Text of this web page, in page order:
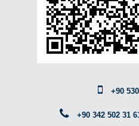
+90
+90 342 502 31